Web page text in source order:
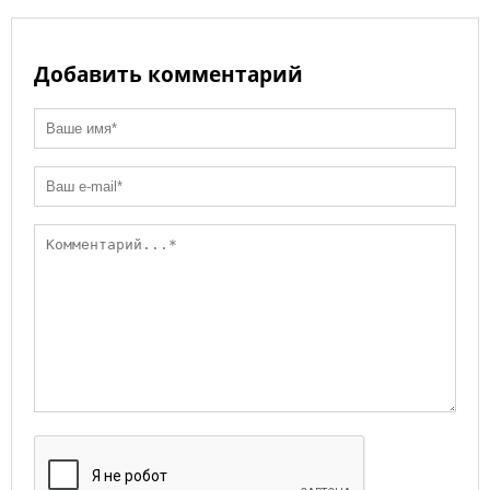
Добавить комментарий